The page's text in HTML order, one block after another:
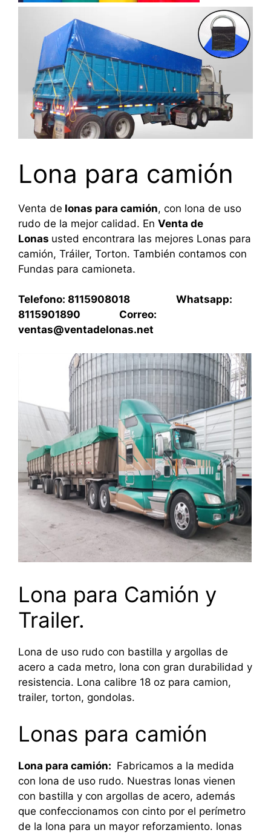
Lona para camión
Venta de lonas para camión, con lona de uso
rudo de la mejor calidad. En Venta de
Lonas usted encontrara las mejores Lonas para
camión, Tráiler, Torton. También contamos con
Fundas para camioneta.
Telefono: 8115908018 Whatsapp:
8115901890 Correo:
ventas@ventadelonas.net
Lona para Camión y
Trailer.
Lona de uso rudo con bastilla y argollas de
acero a cada metro, lona con gran durabilidad y
resistencia. Lona calibre 18 oz para camion,
trailer, torton, gondolas.
Lonas para camión
Lona para camión: Fabricamos a la medida
con lona de uso rudo. Nuestras lonas vienen
con bastilla y con argollas de acero, además
que confeccionamos con cinto por el perímetro
de la lona para un mayor reforzamiento. lonas